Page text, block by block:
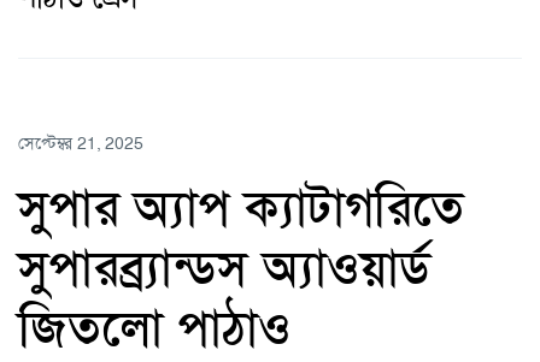
সেপ্টেম্বর 21, 2025
সুপার অ্যাপ ক্যাটাগরিতে
সুপারব্র্যান্ডস অ্যাওয়ার্ড
জিতলো পাঠাও